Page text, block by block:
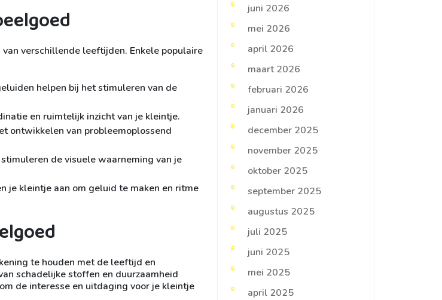
verschillende leeftijden. Enkele populaire
helpen bij het stimuleren van de
en ruimtelijk inzicht van je kleintje.
ontwikkelen van probleemoplossend
de visuele waarneming van je
je kleintje aan om geluid te maken en ritme
te houden met de leeftijd en
schadelijke stoffen en duurzaamheid
de interesse en uitdaging voor je kleintje
juni 2026
mei 2026
april 2026
maart 2026
februari 2026
januari 2026
december 2025
november 2025
oktober 2025
september 2025
augustus 2025
juli 2025
juni 2025
mei 2025
april 2025